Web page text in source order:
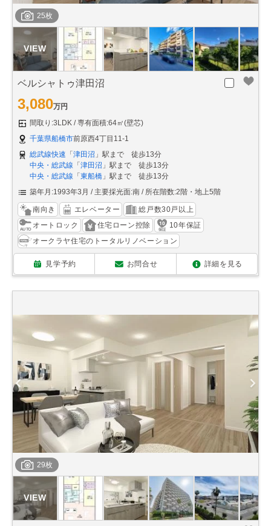
25枚
ベルシャトゥ津田沼
3,080万円
間取り:3LDK
専有面積:64㎡(壁芯)
千葉県船橋市前原西4丁目11-1
総武線快速 「津田沼 」駅まで 徒歩13分
中央・総武線 「津田沼 」駅まで 徒歩13分
中央・総武線 「東船橋 」駅まで 徒歩13分
築年月:1993年3月
主要採光面:南 所在階数:2階・地上5階
南向き エレベーター
総戸数30戸以上
オートロック
住宅ローン控除
10年保証
オークラヤ住宅のトータルリノベーション
見学予約 お問合せ 詳細を見る
29枚